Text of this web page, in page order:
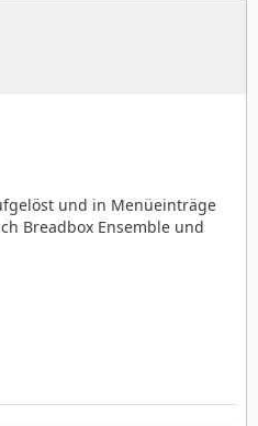
und in Menüeinträge
Breadbox Ensemble und